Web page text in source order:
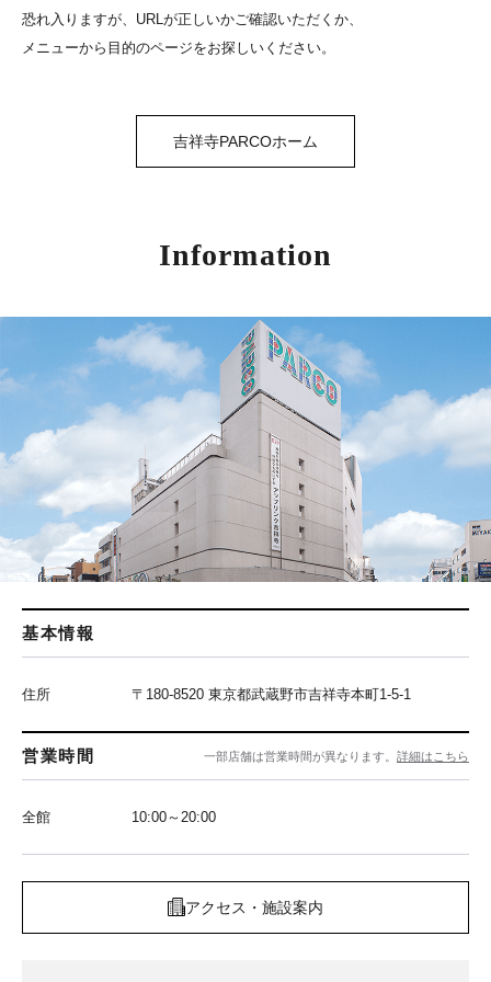
恐れ入りますが、URLが正しいかご確認いただくか、
メニューから目的のページをお探しいください。
吉祥寺PARCOホーム
Information
基本情報
住所 〒180-8520 東京都武蔵野市吉祥寺本町1-5-1
営業時間 一部店舗は営業時間が異なります。 詳細はこちら
全館 10:00～20:00
アクセス・施設案内